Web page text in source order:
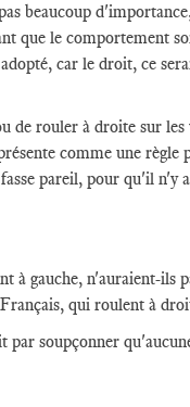
beaucoup
que le comportement
car le droit, ce
de rouler à droite sur les
comme une règle
pareil, pour qu'il n'y
à gauche, n'auraient-ils
qui roulent à
soupçonner